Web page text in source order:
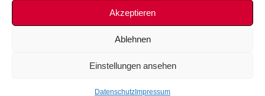
Akzeptieren
Ablehnen
Einstellungen ansehen
Datenschutz Impressum
Cookie-Richtlinie (EU)
© 2026 Evangelisch-methodistische Kirche Karlsruhe